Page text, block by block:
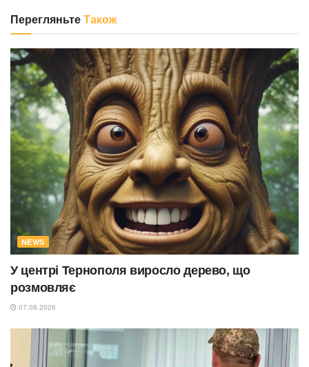
ПерегляньтеТакож
NEWS
У центрі Тернополя виросло дерево, що
розмовляє
07.08.2026